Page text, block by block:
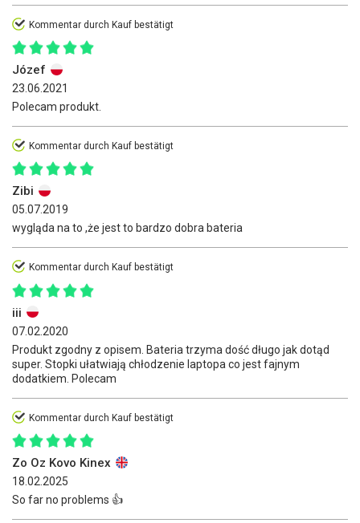
Kommentar durch Kauf bestätigt
Józef
23.06.2021
Polecam produkt.
Kommentar durch Kauf bestätigt
Zibi
05.07.2019
wygląda na to ,że jest to bardzo dobra bateria
Kommentar durch Kauf bestätigt
iii
07.02.2020
Produkt zgodny z opisem. Bateria trzyma dość długo jak dotąd
super. Stopki ułatwiają chłodzenie laptopa co jest fajnym
dodatkiem. Polecam
Kommentar durch Kauf bestätigt
Zo Oz Kovo Kinex
18.02.2025
So far no problems 👍